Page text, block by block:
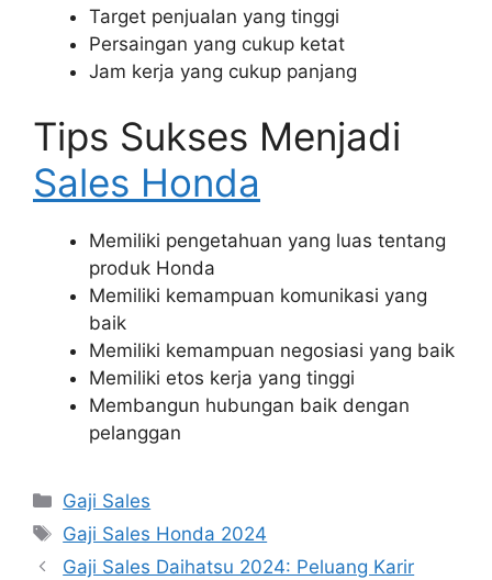
Target penjualan yang tinggi
Persaingan yang cukup ketat
Jam kerja yang cukup panjang
Tips Sukses Menjadi
Sales Honda
Memiliki pengetahuan yang luas tentang
produk Honda
Memiliki kemampuan komunikasi yang
baik
Memiliki kemampuan negosiasi yang baik
Memiliki etos kerja yang tinggi
Membangun hubungan baik dengan
pelanggan
Kategori
Gaji Sales
Tag
Gaji Sales Honda 2024
Gaji Sales Daihatsu 2024: Peluang Karir